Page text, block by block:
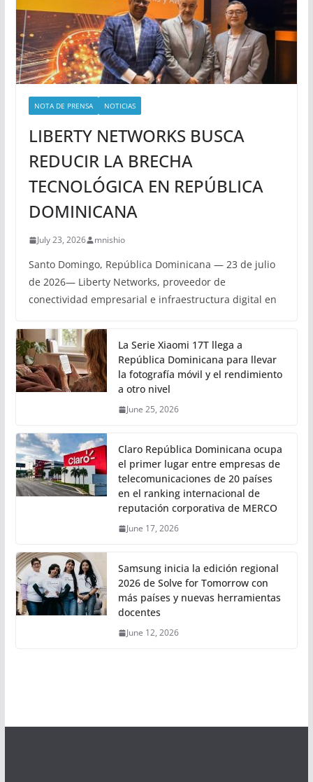
NOTA DE PRENSA NOTICIAS
LIBERTY NETWORKS BUSCA
REDUCIR LA BRECHA
TECNOLÓGICA EN REPÚBLICA
DOMINICANA
July 23, 2026 mnishio
Santo Domingo, República Dominicana — 23 de julio
de 2026— Liberty Networks, proveedor de
conectividad empresarial e infraestructura digital en
La Serie Xiaomi 17T llega a
República Dominicana para llevar
la fotografía móvil y el rendimiento
a otro nivel
June 25, 2026
Claro República Dominicana ocupa
el primer lugar entre empresas de
telecomunicaciones de 20 países
en el ranking internacional de
reputación corporativa de MERCO
June 17, 2026
Samsung inicia la edición regional
2026 de Solve for Tomorrow con
más países y nuevas herramientas
docentes
June 12, 2026